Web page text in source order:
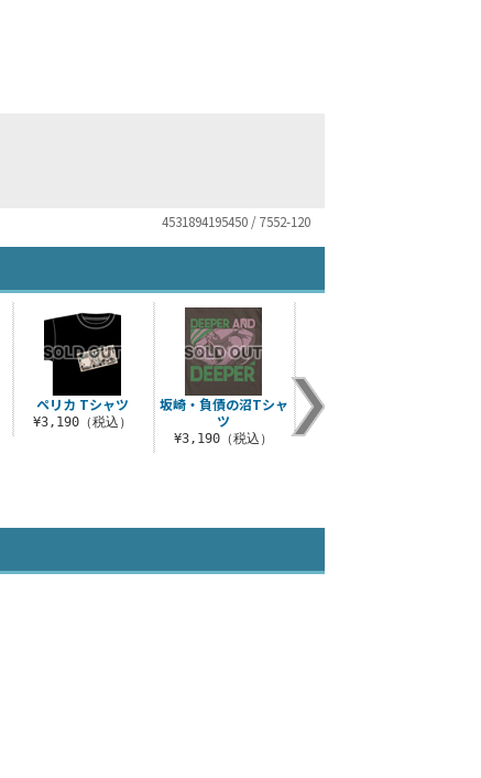
4531894195450 / 7552-120
ペリカ Tシャツ
¥3,190（税込）
坂崎・負債の沼Tシャ
ツ
¥3,190（税込）
ざわ脱着式ワッペン
¥1,540（税込）